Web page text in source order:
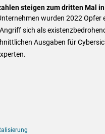
steigen zum dritten Mal
wurden 2022 Opfer
sich als
Ausgaben für